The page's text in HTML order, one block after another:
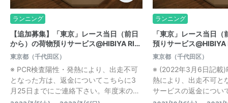
ランニング
【追加募集】「東京」レース当日（前日
から）の荷物預りサービス@HIBIYA RI…
東京都（千代田区）
※ PCR検査陽性・発熱により、出走不可
となった方は、返金についてこちらに3
月25日までにご連絡下さい。年度末の…
ランニング
「東京」レース当日
預りサービス@HIBIYA
東京都（千代田区）
※ (2022年3月6日記載
熱により、出走不可と
サービスの返金につい